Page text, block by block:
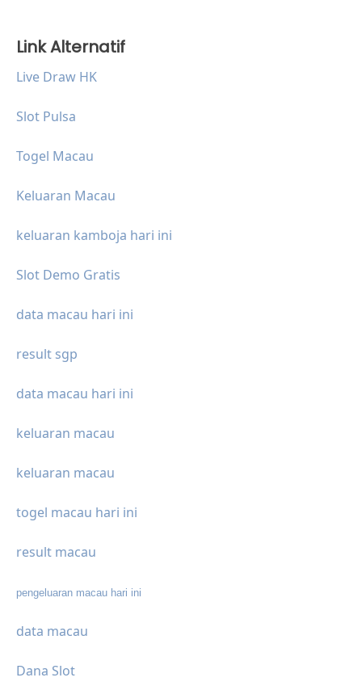
Link Alternatif
Live Draw HK
Slot Pulsa
Togel Macau
Keluaran Macau
keluaran kamboja hari ini
Slot Demo Gratis
data macau hari ini
result sgp
data macau hari ini
keluaran macau
keluaran macau
togel macau hari ini
result macau
pengeluaran macau hari ini
data macau
Dana Slot